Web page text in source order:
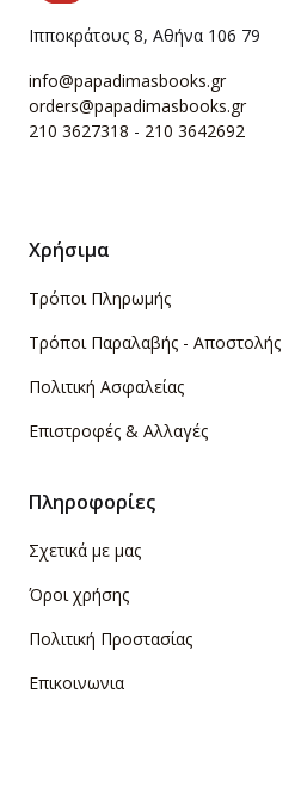
Ιπποκράτους 8, Αθήνα 106 79
info@papadimasbooks.gr
orders@papadimasbooks.gr
210 3627318 - 210 3642692
Χρήσιμα
Τρόποι Πληρωμής
Τρόποι Παραλαβής - Αποστολής
Πολιτική Ασφαλείας
Επιστροφές & Αλλαγές
Πληροφορίες
Σχετικά με μας
Όροι χρήσης
Πολιτική Προστασίας
Επικοινωνια